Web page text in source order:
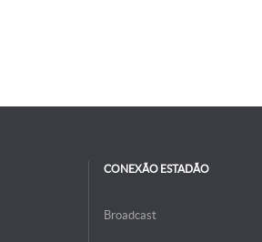
CONEXÃO ESTADÃO
Broadcast